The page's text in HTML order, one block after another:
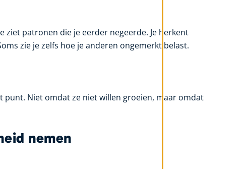
ziet patronen die je eerder negeerde. Je herkent
zie je zelfs hoe je anderen ongemerkt belast.
punt. Niet omdat ze niet willen groeien, maar omdat
nemen